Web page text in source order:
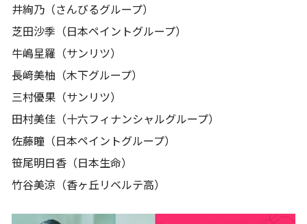
井絢乃（さんびるグループ）
芝田沙季（日本ペイントグループ）
牛嶋星羅（サンリツ）
長﨑美柚（木下グループ）
三村優果（サンリツ）
田村美佳（十六フィナンシャルグループ）
佐藤瞳（日本ペイントグループ）
笹尾明日香（日本生命）
竹谷美涼（香ヶ丘リベルテ高）